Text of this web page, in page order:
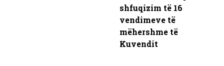
shfuqizim të 16
vendimeve të
mëhershme të
Kuvendit